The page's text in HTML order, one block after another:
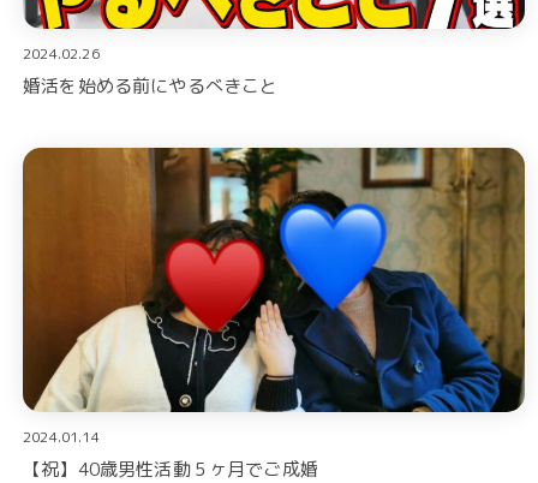
2024.02.26
婚活を始める前にやるべきこと
2024.01.14
【祝】40歳男性活動５ヶ月でご成婚